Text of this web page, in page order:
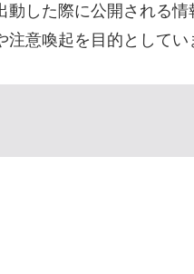
した際に公開される情
意喚起を目的としてい